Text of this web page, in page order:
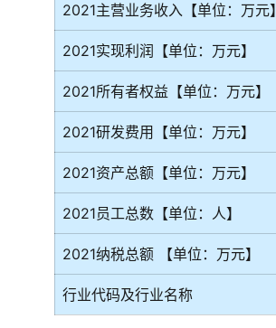
2021主营业务收入【单位：万元】
2021实现利润【单位：万元】
2021所有者权益【单位：万元】
2021研发费用【单位：万元】
2021资产总额【单位：万元】
2021员工总数【单位：人】
2021纳税总额 【单位：万元】
行业代码及行业名称